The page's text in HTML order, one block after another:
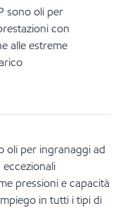
sono oli per
con
alle estreme
oli per ingranaggi ad
pressioni e capacità
in tutti i tipi di